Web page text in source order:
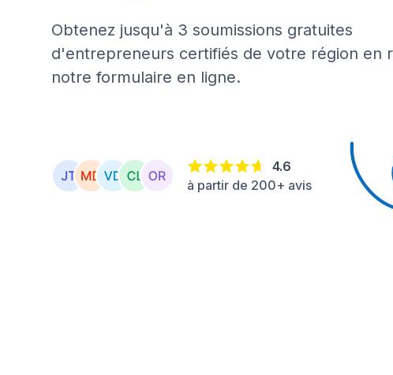
Obtenez jusqu'à 3 soumissions gratuites
d'entrepreneurs certifiés de votre région en
notre formulaire en ligne.
4.6
à partir de 200+ avis